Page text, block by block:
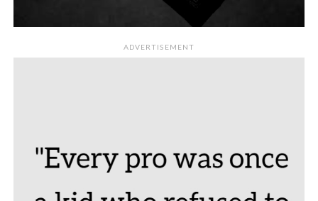
ADVERTISEMENT